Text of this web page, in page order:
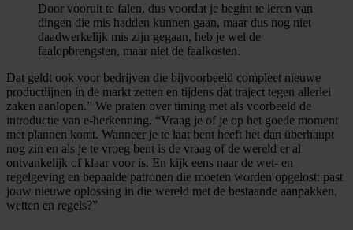
Door vooruit te falen, dus voordat je begint te leren van
dingen die mis hadden kunnen gaan, maar dus nog niet
daadwerkelijk mis zijn gegaan, heb je wel de
faalopbrengsten, maar niet de faalkosten.
Dat geldt ook voor bedrijven die bijvoorbeeld compleet nieuwe
productlijnen in de markt zetten en tijdens dat traject tegen allerlei
zaken aanlopen.” We praten over timing met als voorbeeld de
introductie van e-herkenning. “Vraag je of je op het goede moment
met plannen komt. Wanneer je te laat bent heeft het dan überhaupt
nog zin en als je te vroeg bent is de vraag of de wereld er al
ontvankelijk of klaar voor is. En kijk eens naar de wet- en
regelgeving en bepaalde patronen die moeten worden opgelost: past
jouw nieuwe oplossing in die wereld met de bestaande aanpakken,
wetten en regels?”